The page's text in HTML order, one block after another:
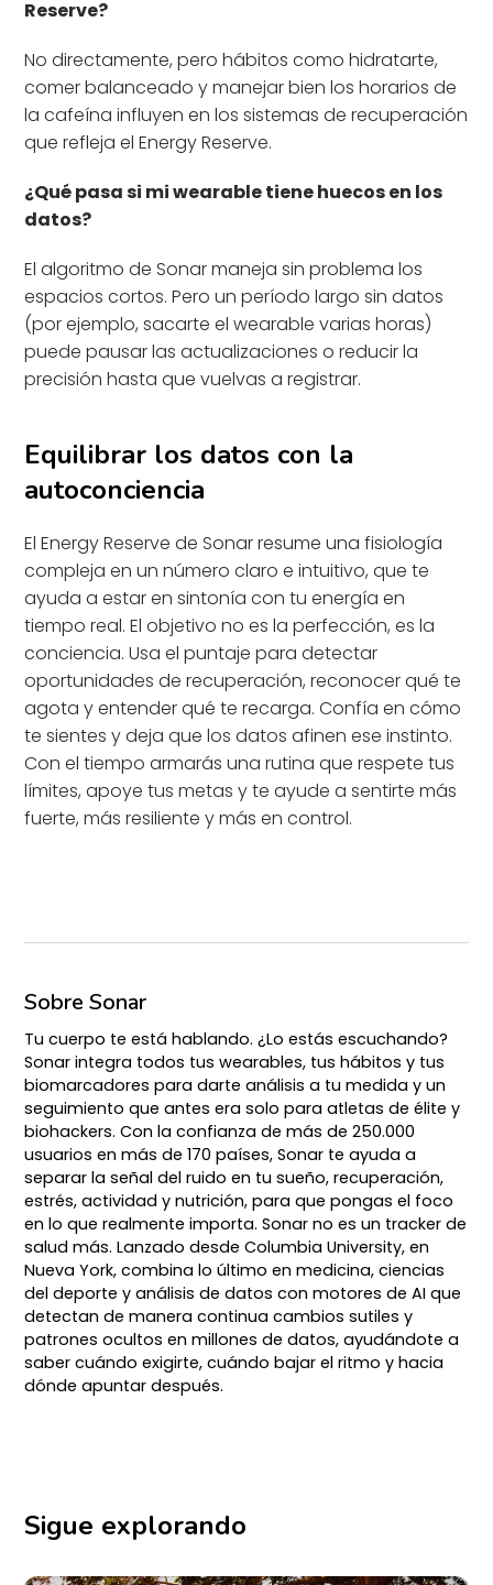
Reserve?
No directamente, pero hábitos como hidratarte,
comer balanceado y manejar bien los horarios de
la cafeína influyen en los sistemas de recuperación
que refleja el Energy Reserve.
¿Qué pasa si mi wearable tiene huecos en los
datos?
El algoritmo de Sonar maneja sin problema los
espacios cortos. Pero un período largo sin datos
(por ejemplo, sacarte el wearable varias horas)
puede pausar las actualizaciones o reducir la
precisión hasta que vuelvas a registrar.
Equilibrar los datos con la
autoconciencia
El Energy Reserve de Sonar resume una fisiología
compleja en un número claro e intuitivo, que te
ayuda a estar en sintonía con tu energía en
tiempo real. El objetivo no es la perfección, es la
conciencia. Usa el puntaje para detectar
oportunidades de recuperación, reconocer qué te
agota y entender qué te recarga. Confía en cómo
te sientes y deja que los datos afinen ese instinto.
Con el tiempo armarás una rutina que respete tus
límites, apoye tus metas y te ayude a sentirte más
fuerte, más resiliente y más en control.
Sobre Sonar
Tu cuerpo te está hablando. ¿Lo estás escuchando?
Sonar integra todos tus wearables, tus hábitos y tus
biomarcadores para darte análisis a tu medida y un
seguimiento que antes era solo para atletas de élite y
biohackers. Con la confianza de más de 250.000
usuarios en más de 170 países, Sonar te ayuda a
separar la señal del ruido en tu sueño, recuperación,
estrés, actividad y nutrición, para que pongas el foco
en lo que realmente importa. Sonar no es un tracker de
salud más. Lanzado desde Columbia University, en
Nueva York, combina lo último en medicina, ciencias
del deporte y análisis de datos con motores de AI que
detectan de manera continua cambios sutiles y
patrones ocultos en millones de datos, ayudándote a
saber cuándo exigirte, cuándo bajar el ritmo y hacia
dónde apuntar después.
Sigue explorando